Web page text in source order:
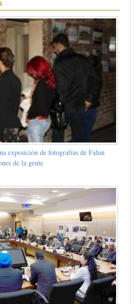
exposición de fotografías de Falun
de la gente